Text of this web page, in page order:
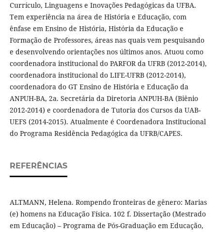
Currículo, Linguagens e Inovações Pedagógicas da UFBA.
Tem experiência na área de História e Educação, com
ênfase em Ensino de História, História da Educação e
Formação de Professores, áreas nas quais vem pesquisando
e desenvolvendo orientações nos últimos anos. Atuou como
coordenadora institucional do PARFOR da UFRB (2012-2014),
coordenadora institucional do LIFE-UFRB (2012-2014),
coordenadora do GT Ensino de História e Educação da
ANPUH-BA, 2a. Secretária da Diretoria ANPUH-BA (Biênio
2012-2014) e coordenadora de Tutoria dos Cursos da UAB-
UEFS (2014-2015). Atualmente é Coordenadora Institucional
do Programa Residência Pedagógica da UFRB/CAPES.
REFERÊNCIAS
ALTMANN, Helena. Rompendo fronteiras de gênero: Marias
(e) homens na Educação Física. 102 f. Dissertação (Mestrado
em Educação) – Programa de Pós-Graduação em Educação,